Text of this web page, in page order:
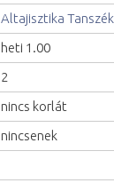
Altajisztika Tanszék
heti 1.00
2
nincs korlát
nincsenek